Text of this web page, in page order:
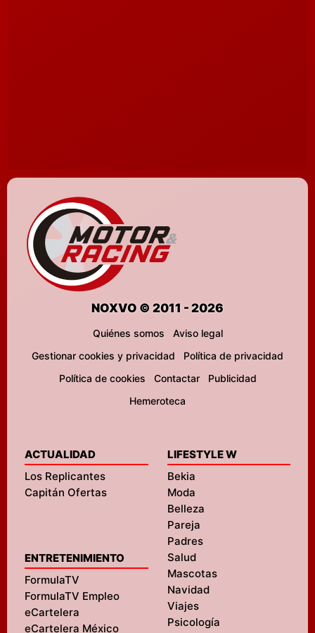
NOXVO © 2011 - 2026
Quiénes somos
Aviso legal
Gestionar cookies y privacidad
Política de privacidad
Política de cookies
Contactar
Publicidad
Hemeroteca
ACTUALIDAD
Los Replicantes
Capitán Ofertas
ENTRETENIMIENTO
FormulaTV
FormulaTV Empleo
eCartelera
eCartelera México
LIFESTYLE W
Bekia
Moda
Belleza
Pareja
Padres
Salud
Mascotas
Navidad
Viajes
Psicología